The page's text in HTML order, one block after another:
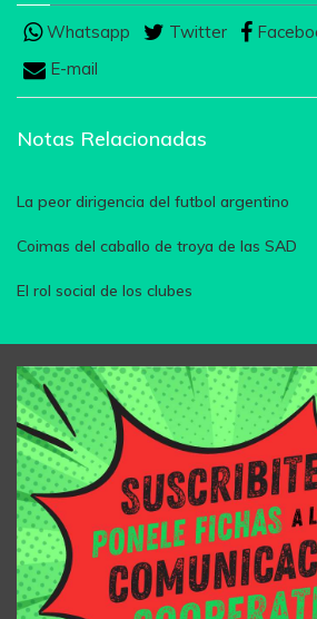
Whatsapp Twitter
E-mail
Notas Relacionadas
La peor dirigencia del futbol argentino
Coimas del caballo de troya de las SAD
El rol social de los clubes